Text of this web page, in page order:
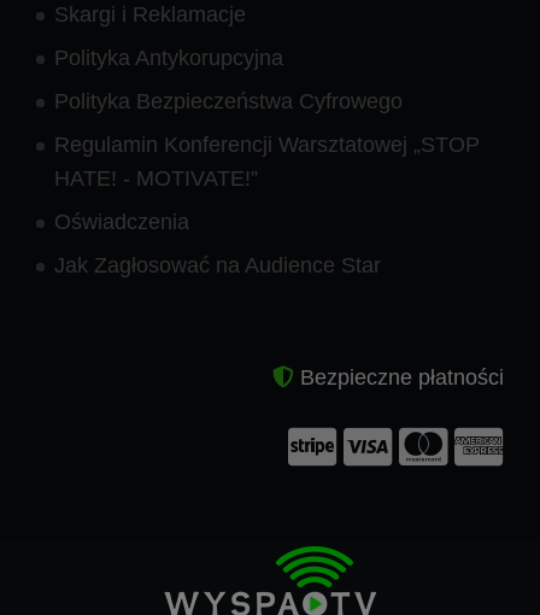
Skargi i Reklamacje
Polityka Antykorupcyjna
Polityka Bezpieczeństwa Cyfrowego
Regulamin Konferencji Warsztatowej „STOP
HATE! - MOTIVATE!”
Oświadczenia
Jak Zagłosować na Audience Star
Bezpieczne płatności